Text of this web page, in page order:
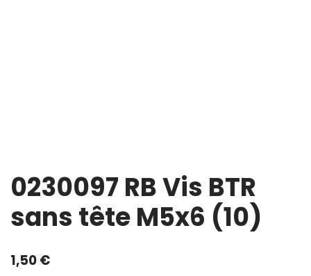
0230097 RB Vis BTR
sans tête M5x6 (10)
1,50€